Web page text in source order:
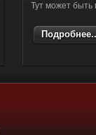
Тут может